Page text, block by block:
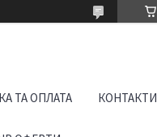
ТА ОПЛАТА КОНТАКТИ